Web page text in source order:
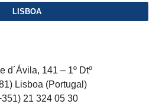
LISBOA
d´Ávila, 141 – 1º Dtº
Lisboa (Portugal)
21 324 05 30